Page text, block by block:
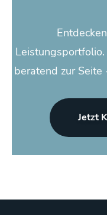
beratend zur
Jetzt